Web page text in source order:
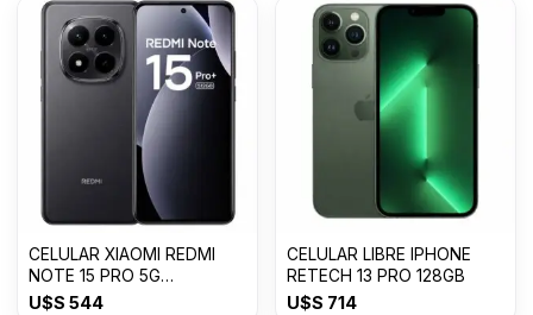
CELULAR XIAOMI REDMI
NOTE 15 PRO 5G
8GB+512GB
U$S 544
CELULAR LIBRE IPHONE
RETECH 13 PRO 128GB
U$S 714